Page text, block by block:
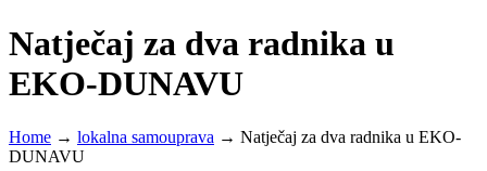
Natječaj za dva radnika u
EKO-DUNAVU
Home → lokalna samouprava → Natječaj za dva radnika u EKO-
DUNAVU